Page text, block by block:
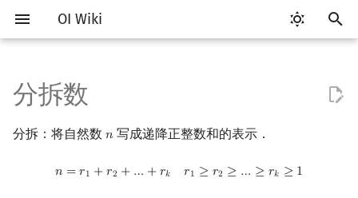
OI Wiki
入
以
开
Getting Started
比赛相关简介
工具软件简介
语言基础简介
算法基础简介
搜索部分简介
动态规划部分简介
字符串部分简介
数字系统简介
数论基础
多项式与生成函数简介
k 部分拆数
线性代数简介
线性规划基础
基本概念
基本概念
博弈论简介
插值
数据结构部分简介
图论部分简介
计算几何部分简介
杂项简介
RMQ
分拆数
分拆：将自然数 𝑛
n 写成递降正整数和的表示．
𝑛 = 𝑟1 +𝑟2 + … +𝑟𝑘 𝑟1 ≥ 𝑟2 ≥ … ≥ 𝑟𝑘 ≥ 1
n= r1+ +…+r 1≥ r2≥… ≥rk